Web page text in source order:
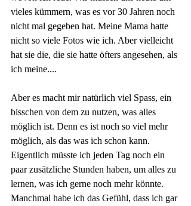
vieles kümmern, was es vor 30 Jahren noch
nicht mal gegeben hat. Meine Mama hatte
nicht so viele Fotos wie ich. Aber vielleicht
hat sie die, die sie hatte öfters angesehen, als
ich meine....
Aber es macht mir natürlich viel Spass, ein
bisschen von dem zu nutzen, was alles
möglich ist. Denn es ist noch so viel mehr
möglich, als das was ich schon kann.
Eigentlich müsste ich jeden Tag noch ein
paar zusätzliche Stunden haben, um alles zu
lernen, was ich gerne noch mehr könnte.
Manchmal habe ich das Gefühl, dass ich gar